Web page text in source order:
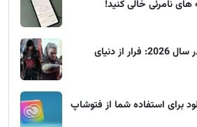
های نامرئی خالی کنید!
بهترین بازی‌های فانتزی در سال 2026: فرار از دنیای
برای استفاده شما از فتوشاپ